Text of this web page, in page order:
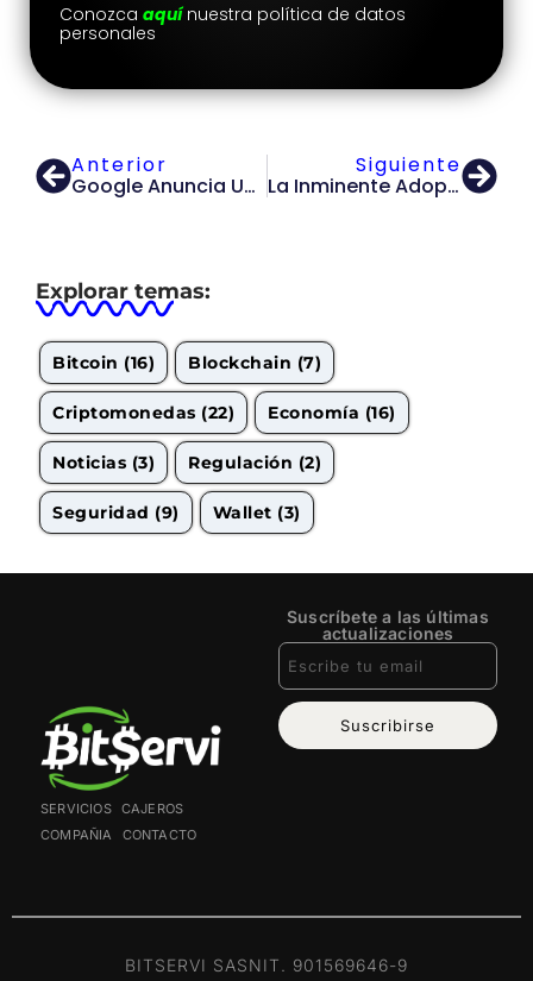
Conozca aquí nuestra política de datos
personales
Anterior
Google Anuncia Una Revolucionaria Actualización En Su Política De Publicidad Para Criptomonedas
Siguiente
La Inminente Adopción Institucional De Bitcoin: Perspectivas Sobre El ETF Spot Y Su Impacto En El Mercado
Explorar temas:
Bitcoin (16) Blockchain (7)
Criptomonedas (22) Economía (16)
Noticias (3) Regulación (2)
Seguridad (9) Wallet (3)
SERVICIOS CAJEROS
COMPAÑIA
CONTACTO
Suscríbete a las últimas
actualizaciones
Suscribirse
BITSERVI SASNIT. 901569646-9